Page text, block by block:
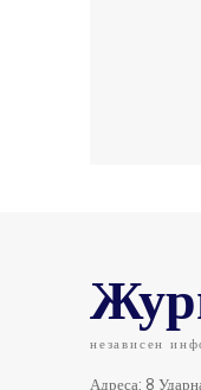
независен
Адреса: 8